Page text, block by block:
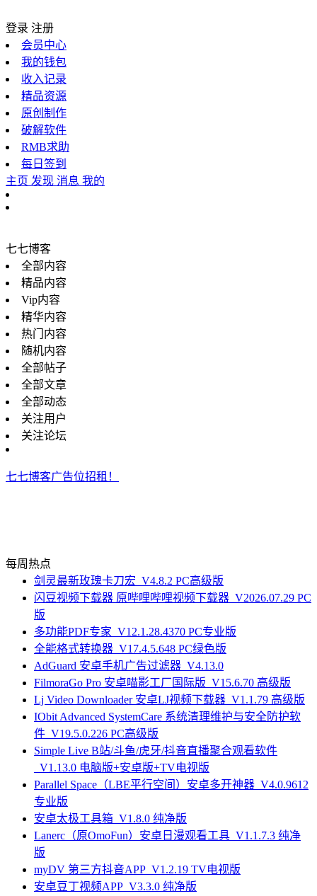
登录 注册
会员中心
我的钱包
收入记录
精品资源
原创制作
破解软件
RMB求助
每日签到
主页 发现 消息 我的
七七博客
全部内容
精品内容
Vip内容
精华内容
热门内容
随机内容
全部帖子
全部文章
全部动态
关注用户
关注论坛
七七博客广告位招租！
每周热点
剑灵最新玫瑰卡刀宏_V4.8.2 PC高级版
闪豆视频下载器 原哔哩哔哩视频下载器_V2026.07.29 PC
版
多功能PDF专家_V12.1.28.4370 PC专业版
全能格式转换器_V17.4.5.648 PC绿色版
AdGuard 安卓手机广告过滤器_V4.13.0
FilmoraGo Pro 安卓喵影工厂国际版_V15.6.70 高级版
Lj Video Downloader 安卓LJ视频下载器_V1.1.79 高级版
IObit Advanced SystemCare 系统清理维护与安全防护软
件_V19.5.0.226 PC高级版
Simple Live B站/斗鱼/虎牙/抖音直播聚合观看软件
_V1.13.0 电脑版+安卓版+TV电视版
Parallel Space（LBE平行空间）安卓多开神器_V4.0.9612
专业版
安卓太极工具箱_V1.8.0 纯净版
Lanerc（原OmoFun）安卓日漫观看工具_V1.1.7.3 纯净
版
myDV 第三方抖音APP_V1.2.19 TV电视版
安卓豆丁视频APP_V3.3.0 纯净版